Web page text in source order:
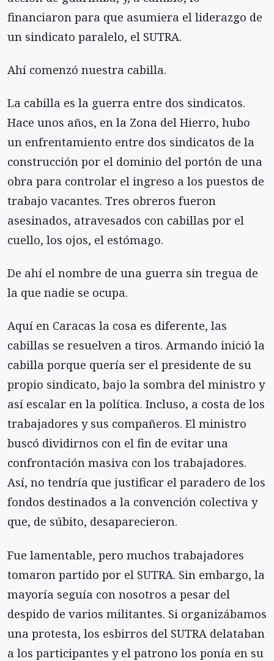
financiaron para que asumiera el liderazgo de
un sindicato paralelo, el SUTRA.
Ahí comenzó nuestra cabilla.
La cabilla es la guerra entre dos sindicatos.
Hace unos años, en la Zona del Hierro, hubo
un enfrentamiento entre dos sindicatos de la
construcción por el dominio del portón de una
obra para controlar el ingreso a los puestos de
trabajo vacantes. Tres obreros fueron
asesinados, atravesados con cabillas por el
cuello, los ojos, el estómago.
De ahí el nombre de una guerra sin tregua de
la que nadie se ocupa.
Aquí en Caracas la cosa es diferente, las
cabillas se resuelven a tiros. Armando inició la
cabilla porque quería ser el presidente de su
propio sindicato, bajo la sombra del ministro y
así escalar en la política. Incluso, a costa de los
trabajadores y sus compañeros. El ministro
buscó dividirnos con el fin de evitar una
confrontación masiva con los trabajadores.
Así, no tendría que justificar el paradero de los
fondos destinados a la convención colectiva y
que, de súbito, desaparecieron.
Fue lamentable, pero muchos trabajadores
tomaron partido por el SUTRA. Sin embargo, la
mayoría seguía con nosotros a pesar del
despido de varios militantes. Si organizábamos
una protesta, los esbirros del SUTRA delataban
a los participantes y el patrono los ponía en su